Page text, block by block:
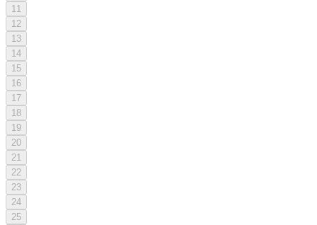
11
12
13
14
15
16
17
18
19
20
21
22
23
24
25